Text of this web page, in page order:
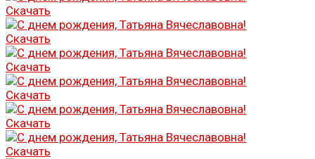
Скачать
Скачать
Скачать
Скачать
Скачать
Скачать